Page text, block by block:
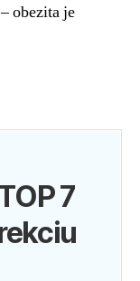
– obezita je
7